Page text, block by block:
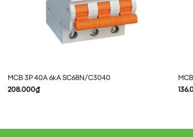
MCB 3P 40A 6kA SC68N/C3040
208.000₫